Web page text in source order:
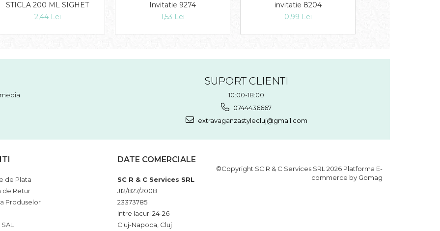
STICLA 200 ML SIGHET
2,44 Lei
Invitatie 9274
1,53 Lei
invitatie 8204
0,99 Lei
SUPORT CLIENTI
10:00-18:00
0744436667
extravaganzastylecluj@gmail.com
de Plata
de Retur
Produselor
DATE COMERCIALE
SC R & C Services SRL
J12/827/2008
23373785
Intre lacuri 24-26
Cluj-Napoca, Cluj
©Copyright SC R & C Services SRL 2026 Platforma E-
commerce by Gomag